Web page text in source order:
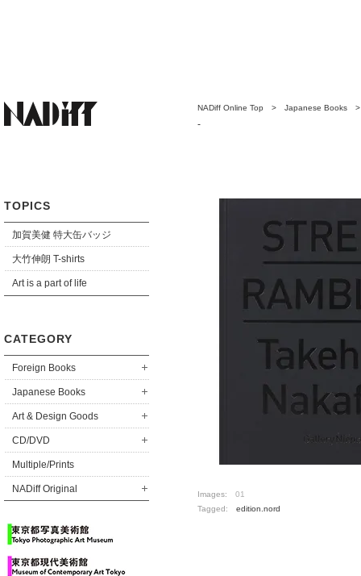
TOPICS
加賀美健 特大缶バッジ
大竹伸朗 T-shirts
Art is a part of life
CATEGORY
Foreign Books
Japanese Books
Art & Design Goods
CD/DVD
Multiple/Prints
NADiff Original
NADiff Online Top > Japanese Books
-
Images: 01
Tagged: edition.nord